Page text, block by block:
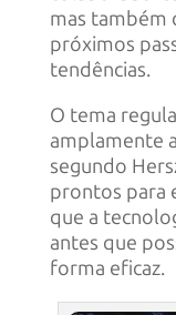
mas também
próximos
tendências.
O tema
amplamente
segundo
prontos para
que a
antes que
forma eficaz.